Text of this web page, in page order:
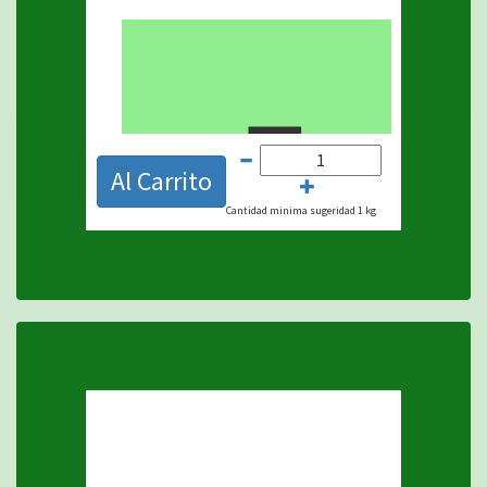
$
Al Carrito
Cantidad minima sugeridad 1 kg